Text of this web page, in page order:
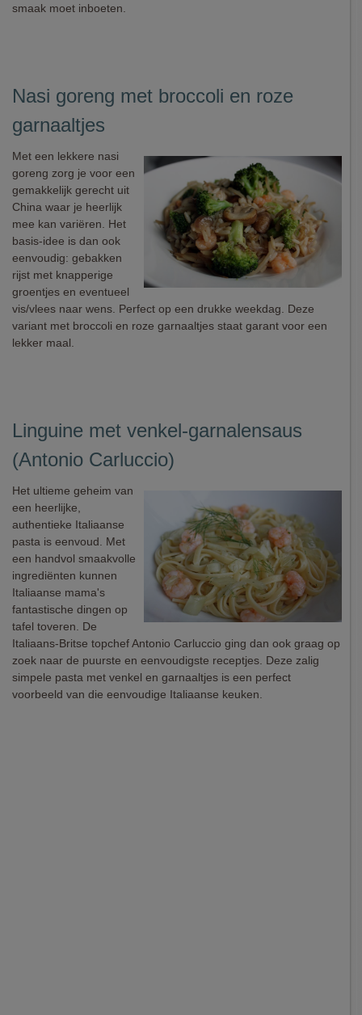
smaak moet inboeten.
Nasi goreng met broccoli en roze
garnaaltjes
Met een lekkere nasi
goreng zorg je voor een
gemakkelijk gerecht uit
China waar je heerlijk
mee kan variëren. Het
basis-idee is dan ook
eenvoudig: gebakken
rijst met knapperige
groentjes en eventueel
vis/vlees naar wens. Perfect op een drukke weekdag. Deze
variant met broccoli en roze garnaaltjes staat garant voor een
lekker maal.
Linguine met venkel-garnalensaus
(Antonio Carluccio)
Het ultieme geheim van
een heerlijke,
authentieke Italiaanse
pasta is eenvoud. Met
een handvol smaakvolle
ingrediënten kunnen
Italiaanse mama's
fantastische dingen op
tafel toveren. De
Italiaans-Britse topchef Antonio Carluccio ging dan ook graag op
zoek naar de puurste en eenvoudigste receptjes. Deze zalig
simpele pasta met venkel en garnaaltjes is een perfect
voorbeeld van die eenvoudige Italiaanse keuken.